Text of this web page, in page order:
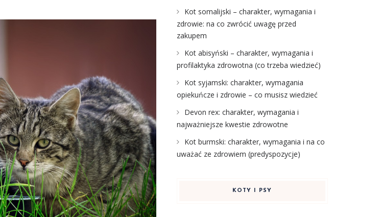
Kot somalijski – charakter, wymagania i
zdrowie: na co zwrócić uwagę przed
zakupem
Kot abisyński – charakter, wymagania i
profilaktyka zdrowotna (co trzeba wiedzieć)
Kot syjamski: charakter, wymagania
opiekuńcze i zdrowie – co musisz wiedzieć
Devon rex: charakter, wymagania i
najważniejsze kwestie zdrowotne
Kot burmski: charakter, wymagania i na co
uważać ze zdrowiem (predyspozycje)
KOTY I PSY